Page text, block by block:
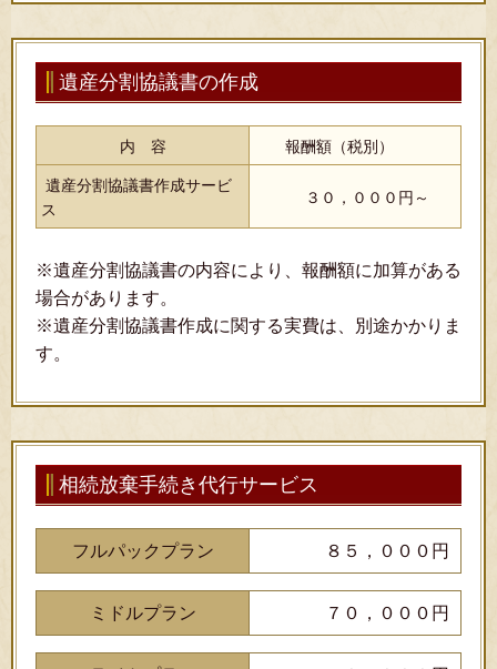
遺産分割協議書の作成
内 容 報酬額（税別）
遺産分割協議書作成サービ
ス
３０，０００円～
※遺産分割協議書の内容により、報酬額に加算がある
場合があります。
※遺産分割協議書作成に関する実費は、別途かかりま
す。
相続放棄手続き代行サービス
フルパックプラン ８５，０００円
ミドルプラン ７０，０００円